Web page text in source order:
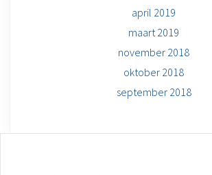
april 2019
maart 2019
november 2018
oktober 2018
september 2018